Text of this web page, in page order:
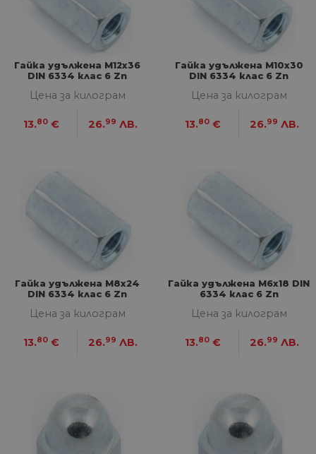
Гайка удължена М12х36
DIN 6334 клас 6 Zn
Цена за килограм
13.80 € 26.99 ЛВ.
Гайка удължена М10х30
DIN 6334 клас 6 Zn
Цена за килограм
13.80 € 26.99 ЛВ.
Гайка удължена М8х24
DIN 6334 клас 6 Zn
Цена за килограм
13.80 € 26.99 ЛВ.
Гайка удължена М6х18 DIN
6334 клас 6 Zn
Цена за килограм
13.80 € 26.99 ЛВ.